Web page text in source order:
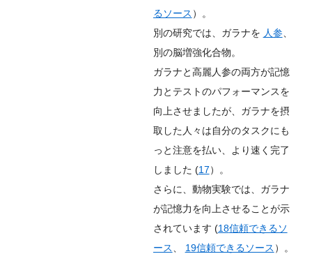
るソース ）。
別の研究では、ガラナを 人参
別の脳増強化合物。
ガラナと高麗人参の両方が記憶
力とテストのパフォーマンスを
向上させましたが、ガラナを摂
取した人々は自分のタスクにも
っと注意を払い、より速く完了
しました (17）。
さらに、動物実験では、ガラナ
が記憶力を向上させることが示
されています (18信頼できるソ
ース
19信頼できるソース ）。